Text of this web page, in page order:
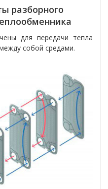
разборного
для передачи тепла
собой средами.